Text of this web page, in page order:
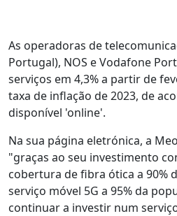
As operadoras de
Portugal), NOS e Vodafone
serviços em 4,3% a partir de
taxa de inflação de 2023, de
disponível 'online'.
Na sua página eletrónica, a
"graças ao seu investimento
cobertura de fibra ótica a 90%
serviço móvel 5G a 95% da
continuar a investir num